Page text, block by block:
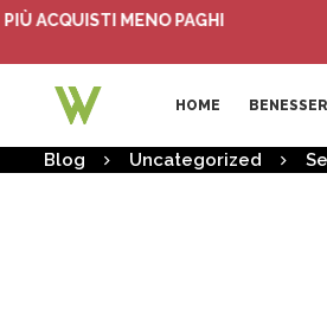
MENO PAGHI
HOME
Blog Uncategorized